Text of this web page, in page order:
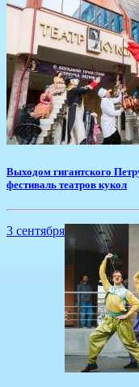
​Выходом гигантского
фестиваль театров кукол
3 сентября